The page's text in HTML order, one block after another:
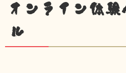
オンライン体
ル